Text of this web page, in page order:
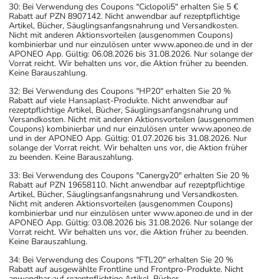
30: Bei Verwendung des Coupons "Ciclopoli5" erhalten Sie 5 €
Rabatt auf PZN 8907142. Nicht anwendbar auf rezeptpflichtige
Artikel, Bücher, Säuglingsanfangsnahrung und Versandkosten.
Nicht mit anderen Aktionsvorteilen (ausgenommen Coupons)
kombinierbar und nur einzulösen unter www.aponeo.de und in der
APONEO App. Gültig: 06.08.2026 bis 31.08.2026. Nur solange der
Vorrat reicht. Wir behalten uns vor, die Aktion früher zu beenden.
Keine Barauszahlung.
32: Bei Verwendung des Coupons "HP20" erhalten Sie 20 %
Rabatt auf viele Hansaplast-Produkte. Nicht anwendbar auf
rezeptpflichtige Artikel, Bücher, Säuglingsanfangsnahrung und
Versandkosten. Nicht mit anderen Aktionsvorteilen (ausgenommen
Coupons) kombinierbar und nur einzulösen unter www.aponeo.de
und in der APONEO App. Gültig: 01.07.2026 bis 31.08.2026. Nur
solange der Vorrat reicht. Wir behalten uns vor, die Aktion früher
zu beenden. Keine Barauszahlung.
33: Bei Verwendung des Coupons "Canergy20" erhalten Sie 20 %
Rabatt auf PZN 19658110. Nicht anwendbar auf rezeptpflichtige
Artikel, Bücher, Säuglingsanfangsnahrung und Versandkosten.
Nicht mit anderen Aktionsvorteilen (ausgenommen Coupons)
kombinierbar und nur einzulösen unter www.aponeo.de und in der
APONEO App. Gültig: 03.08.2026 bis 31.08.2026. Nur solange der
Vorrat reicht. Wir behalten uns vor, die Aktion früher zu beenden.
Keine Barauszahlung.
34: Bei Verwendung des Coupons "FTL20" erhalten Sie 20 %
Rabatt auf ausgewählte Frontline und Frontpro-Produkte. Nicht